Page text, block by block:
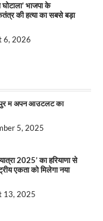
भाजपा के
की हत्या का सबसे बड़ा
6, 2026
टू ग्लोबल” की ओर भारत
तक भारत मंडपम में होगा
गर्ग
6, 2026
ने पंजाब में सौर
करने के लिए पीएसपीसीएल
से की मुलाकात
पर भारत को कमजोर करने
6, 2025
में अपने आउटलेट की
5, 2025
2025’ का हरियाणा से
एकता को मिलेगा नया
13, 2025